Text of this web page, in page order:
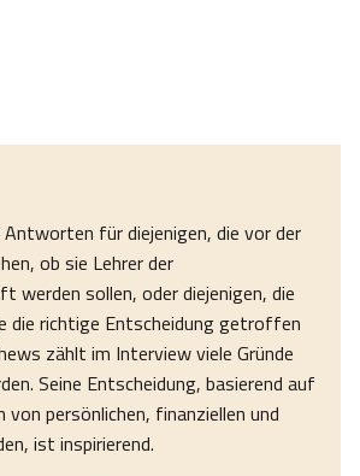
für diejenigen, die vor der
ob sie Lehrer der
werden sollen, oder diejenigen, die
die richtige Entscheidung getroffen
zählt im Interview viele Gründe
Seine Entscheidung, basierend auf
von persönlichen, finanziellen und
ist inspirierend.